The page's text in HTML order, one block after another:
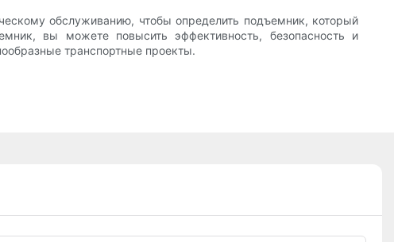
обслуживанию, чтобы определить подъемник, который
вы можете повысить эффективность, безопасность и
транспортные проекты.